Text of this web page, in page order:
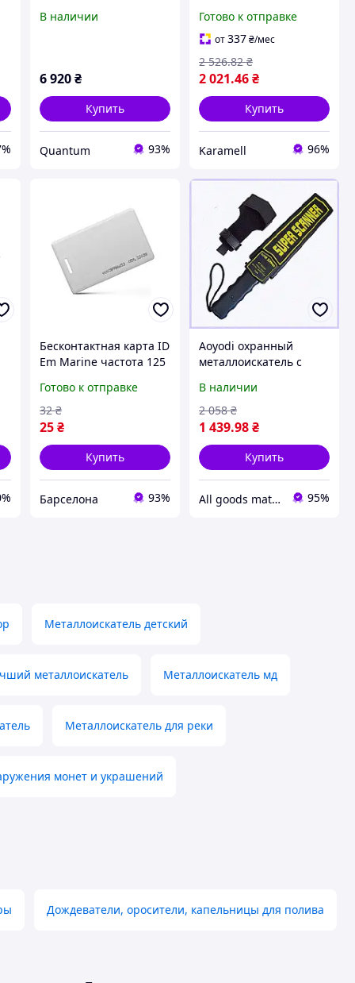
мелких монет
В наличии
6 920 ₴
Купить
Quantum 93%
частот 125 кГц 250 375
500 625 750 875 1000
кГц 13.56 МГц HID
Proximity
Готово к отправке
от337₴/мес
2 021.46₴
2 526.82 ₴
Купить
Karamell 96%
Бесконтактная карта ID
Em Marine частота 125
белый с прорезью
Готово к отправке
25 ₴
32 ₴
Купить
Барселона 93%
Aoyodi охранный
металлоискатель с
6X7BA26813
В наличии
1 439.98₴
2 058 ₴
Купить
All goods matter - актуальные товары на каждый день 95%
Металлоискатель детский
металлоискатель Металлоискатель мд
Металлоискатель для реки
монет и украшений
Дождеватели, оросители, капельницы для полива